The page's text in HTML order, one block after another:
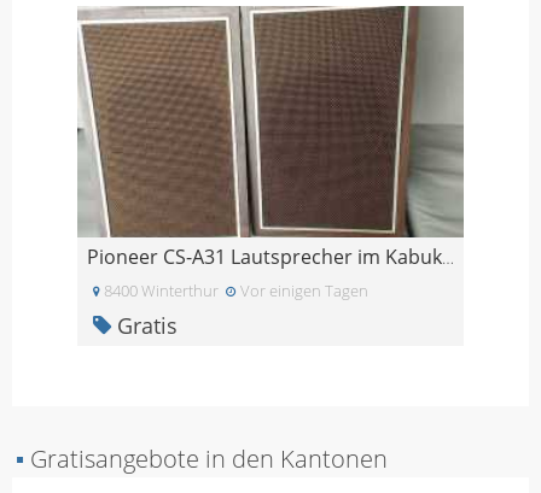
Pioneer CS-A31 Lautsprecher im Kabuki-Stil
8400 Winterthur Vor einigen Tagen
Gratis
▪ Gratisangebote in den Kantonen